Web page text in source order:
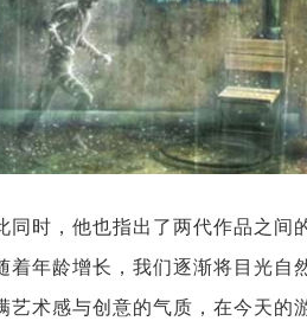
同时，他也指出了两代作品之间
着年龄增长，我们逐渐将目光
艺术感与创意的气质，在今天的